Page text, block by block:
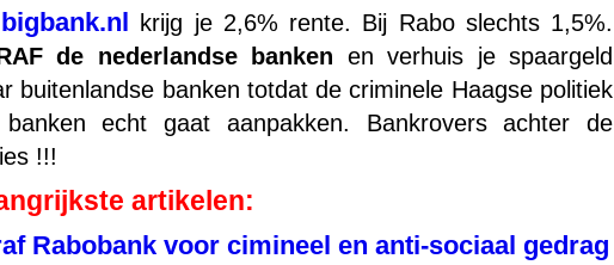
bigbank.nl krijg je 2,6% rente. Bij Rabo slechts 1,5%.
de nederlandse banken en verhuis je spaargeld
buitenlandse banken totdat de criminele Haagse politiek
echt gaat aanpakken. Bankrovers achter de
!!!
artikelen:
Rabobank voor cimineel en anti-sociaal gedrag